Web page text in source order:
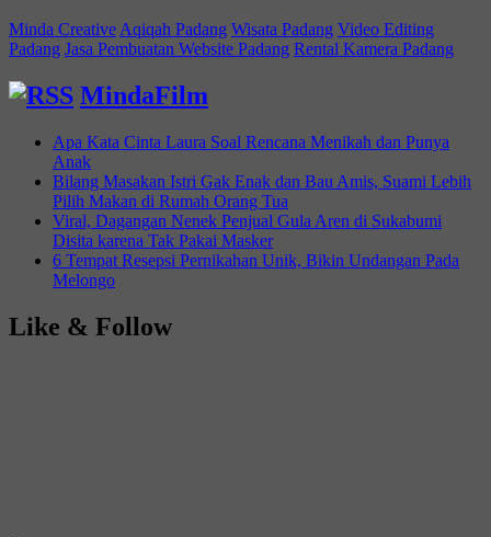
Minda Creative Aqiqah Padang Wisata Padang Video Editing
Padang Jasa Pembuatan Website Padang Rental Kamera Padang
MindaFilm
Apa Kata Cinta Laura Soal Rencana Menikah dan Punya
Anak
Bilang Masakan Istri Gak Enak dan Bau Amis, Suami Lebih
Pilih Makan di Rumah Orang Tua
Viral, Dagangan Nenek Penjual Gula Aren di Sukabumi
Disita karena Tak Pakai Masker
6 Tempat Resepsi Pernikahan Unik, Bikin Undangan Pada
Melongo
Like & Follow